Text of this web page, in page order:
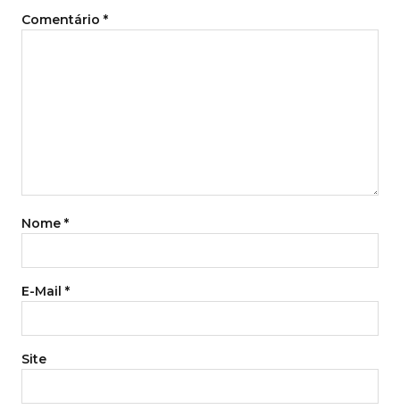
Comentário *
Nome *
E-Mail *
Site